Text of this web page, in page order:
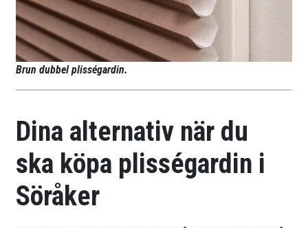
Brun dubbel plisségardin.
Dina alternativ när du
ska köpa plisségardin i
Söråker